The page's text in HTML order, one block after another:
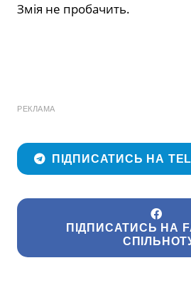
Змія не пробачить.
РЕКЛАМА
ПІДПИСАТИСЬ НА
ПІДПИСАТИСЬ НА